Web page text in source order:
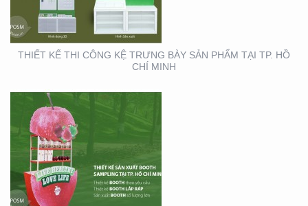
THIẾT KẾ THI CÔNG KỆ TRƯNG BÀY SẢN PHẨM TẠI TP. HỒ
CHÍ MINH
TP. HỒ CHÍ MINH
THIẾT KẾ THI CÔNG XE
BÁN HÀNG LƯU ĐỘNG